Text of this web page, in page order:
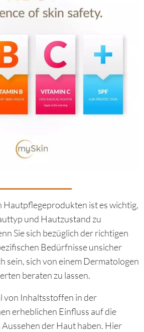
Hautpflegeprodukten ist es wichtig,
und Hautzustand zu
Sie sich bezüglich der richtigen
Bedürfnisse unsicher
sein, sich von einem Dermatologen
beraten zu lassen.
von Inhaltsstoffen in der
erheblichen Einfluss auf die
der Haut haben. Hier